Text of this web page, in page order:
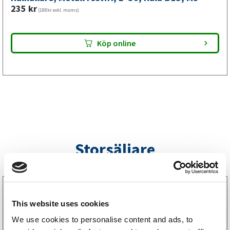
This website uses cookies
We use cookies to personalise content and ads, to
mm,
mängd
235 kr (188kr exkl. moms)
Köp online
Storsäljare
LGF Skylt Självhäftande